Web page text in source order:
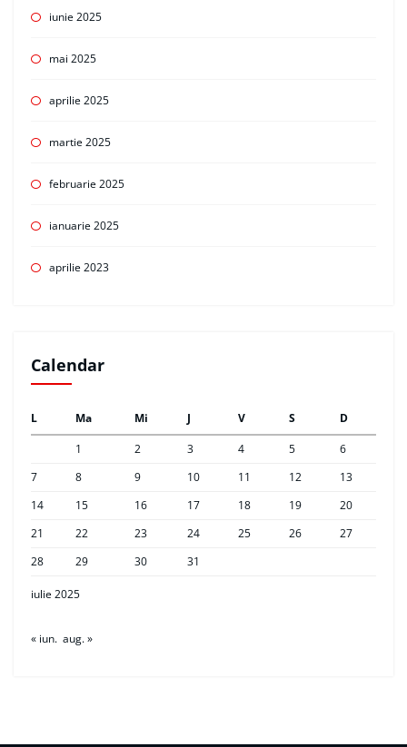
iunie 2025
mai 2025
aprilie 2025
martie 2025
februarie 2025
ianuarie 2025
aprilie 2023
Calendar
iulie 2025
L Ma Mi J V S
D
1
2 3 4 5
6
7
8 9 10 11 12
13
14
15 16 17 18 19
20
21
22 23 24 25 26
27
28
29 30 31
« iun. aug. »